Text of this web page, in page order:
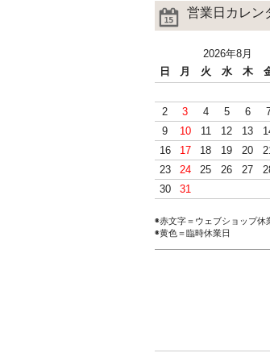
営業日カレン
2026年8月
日
月 火 水 木
2
3 4 5 6
9
10 11 12 13
16
17 18 19 20
23
24 25 26 27
30
31
◉赤文字＝ウェブショップ休
◉黄色＝臨時休業日